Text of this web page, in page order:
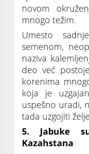
novom
mnogo težim.
Umesto
semenom,
naziva
deo već
korenima
koja je
uspešno uradi,
tada uzgojiti
5. Jabuke
Kazahstana